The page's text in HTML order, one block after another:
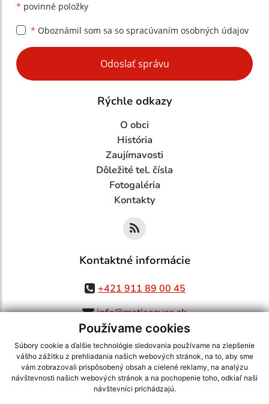
Používame cookies
Súbory cookie a ďalšie technológie sledovania používame na zlepšenie
vášho zážitku z prehliadania našich webových stránok, na to, aby sme
vám zobrazovali prispôsobený obsah a cielené reklamy, na analýzu
návštevnosti našich webových stránok a na pochopenie toho, odkiaľ naši
návštevníci prichádzajú.
* povinné položky
* Oboznámil som sa so spracúvaním osobných údajov
Google reCaptcha Response
Odoslať správu
Rýchle odkazy
O obci
História
Zaujímavosti
Dôležité tel. čísla
Fotogaléria
Kontakty
Kontaktné informácie
+421 911 89 00 45
info@matiasovce.sk
využite možnosť získavania aktuálnych informácií s využitím RSS
CMS systém (redakčný) systém ECHELON 2,Mapa stránok,web portál
webex.digital, s.r.o.,domény,registrácia domény